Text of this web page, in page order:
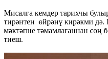
Мисалга кемдер тарихчы
тирәнтен өйрәнү кирәкми дә.
мәктәпне тәмамлаганнан соң
тиеш.